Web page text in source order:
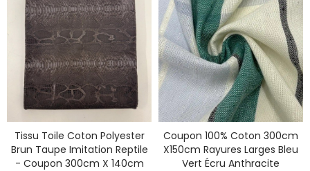
Tissu Toile Coton Polyester
Brun Taupe Imitation Reptile
- Coupon 300cm X 140cm
Coupon 100% Coton 300cm
X150cm Rayures Larges Bleu
Vert Écru Anthracite